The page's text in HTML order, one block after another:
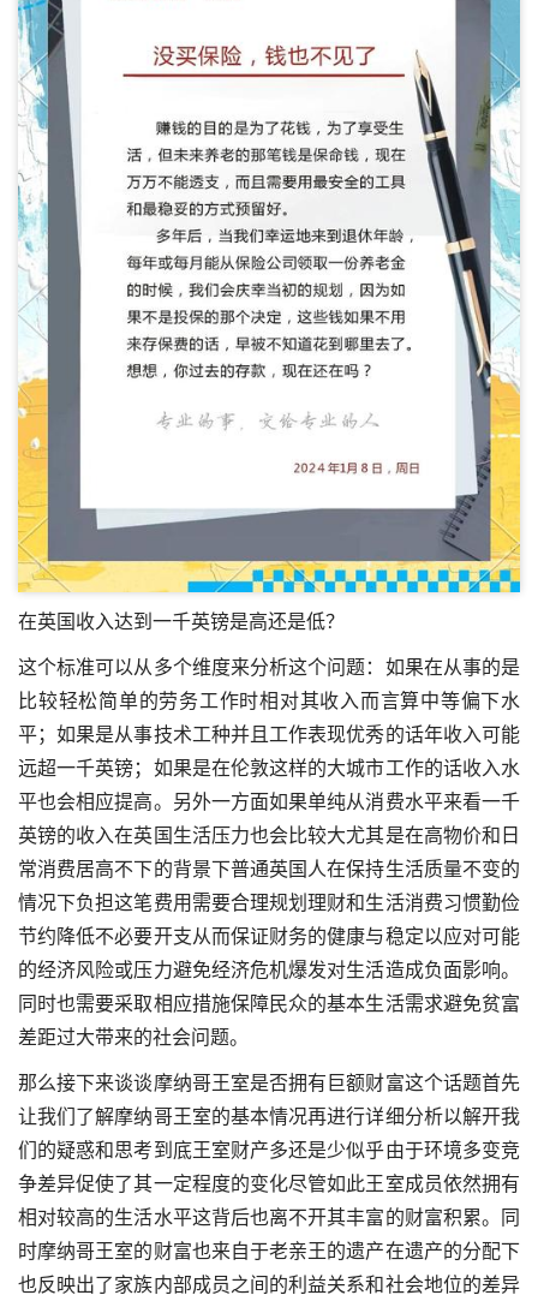
在英国收入达到一千英镑是高还是低？
这个标准可以从多个维度来分析这个问题：如果在从事的是
比较轻松简单的劳务工作时相对其收入而言算中等偏下水
平；如果是从事技术工种并且工作表现优秀的话年收入可能
远超一千英镑；如果是在伦敦这样的大城市工作的话收入水
平也会相应提高。另外一方面如果单纯从消费水平来看一千
英镑的收入在英国生活压力也会比较大尤其是在高物价和日
常消费居高不下的背景下普通英国人在保持生活质量不变的
情况下负担这笔费用需要合理规划理财和生活消费习惯勤俭
节约降低不必要开支从而保证财务的健康与稳定以应对可能
的经济风险或压力避免经济危机爆发对生活造成负面影响。
同时也需要采取相应措施保障民众的基本生活需求避免贫富
差距过大带来的社会问题。
那么接下来谈谈摩纳哥王室是否拥有巨额财富这个话题首先
让我们了解摩纳哥王室的基本情况再进行详细分析以解开我
们的疑惑和思考到底王室财产多还是少似乎由于环境多变竞
争差异促使了其一定程度的变化尽管如此王室成员依然拥有
相对较高的生活水平这背后也离不开其丰富的财富积累。同
时摩纳哥王室的财富也来自于老亲王的遗产在遗产的分配下
也反映出了家族内部成员之间的利益关系和社会地位的差异